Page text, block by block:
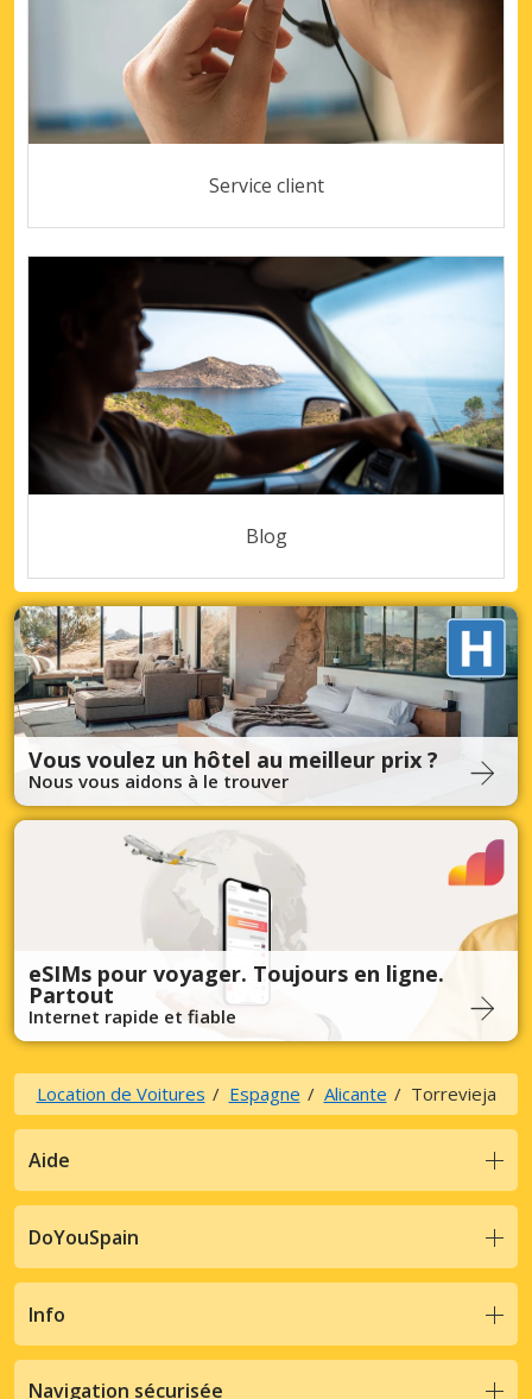
Service client
Blog
Vous voulez un hôtel au meilleur prix ?
Nous vous aidons à le trouver
eSIMs pour voyager. Toujours en ligne.
Partout
Internet rapide et fiable
Location de Voitures Espagne Alicante Torrevieja
Aide
DoYouSpain
Info
Navigation sécurisée